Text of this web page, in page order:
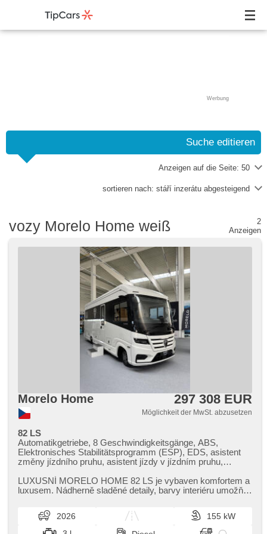
Werbung
Suche editieren
Anzeigen auf die Seite: 50
sortieren nach: stáří inzerátu abgesteigend
vozy Morelo Home weiß
2
Anzeigen
Morelo Home 297 308 EUR
Möglichkeit der MwSt. abzusetzen
82 LS
Automatikgetriebe, 8 Geschwindigkeitsgänge, ABS,
Elektronisches Stabilitätsprogramm (ESP), EDS, asistent
změny jízdního pruhu, asistent jízdy v jízdním pruhu,
Geschwindigkeitsregelung, Tempomat, Schaltflutlicht, täglich
Leuchten, LED denní svícení, laserové světlomety,
Navigationssystem, Parkassistent, Fahrkamera,
Lichtsensor, hands free, Bluetooth, Fernseher, El.
Seitenscheiben, Zentralverriegelung mit Funkfernbedienung,
LUXUSNÍ MORELO HOME 82 LS je vybaven komfortem a
luxusem. Nádherně sladěné detaily,​ barvy interiéru umožňují
2026
155 kW